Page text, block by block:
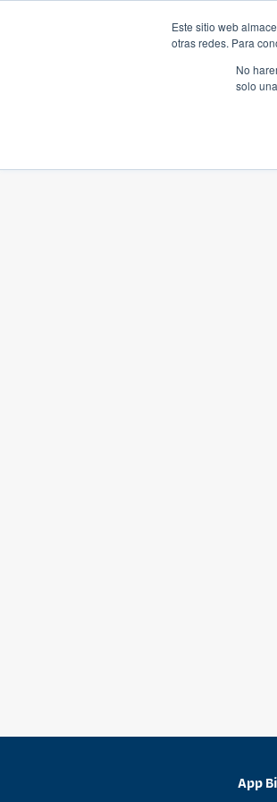
Este sitio web
otras redes. Para
No
solo
App